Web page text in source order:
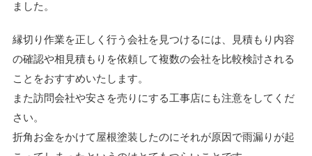
ました。
縁切り作業を正しく行う会社を見つけるには、見積もり内容
の確認や相見積もりを依頼して複数の会社を比較検討される
ことをおすすめいたします。
また訪問会社や安さを売りにする工事店にも注意をしてくだ
さい。
折角お金をかけて屋根塗装したのにそれが原因で雨漏りが起